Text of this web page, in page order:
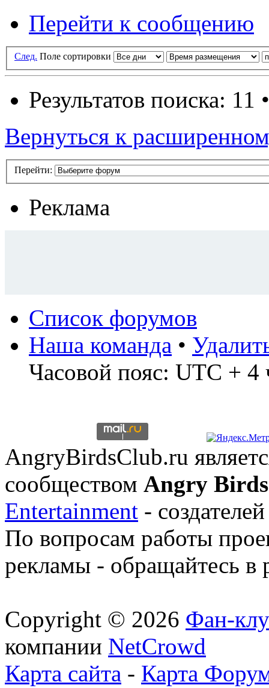
Перейти к сообщению
След. Поле сортировки
Результатов поиска: 11
Вернуться к
Перейти:
Реклама
Список форумов
Наша команда •
Часовой пояс: UTC + 4
AngryBirdsClub.ru
сообществом Angry Birds
Entertainment -
По вопросам работы
рекламы - обращайтесь в
Copyright © 2026 Фан-
компании NetCrowd
Карта сайта - Карта